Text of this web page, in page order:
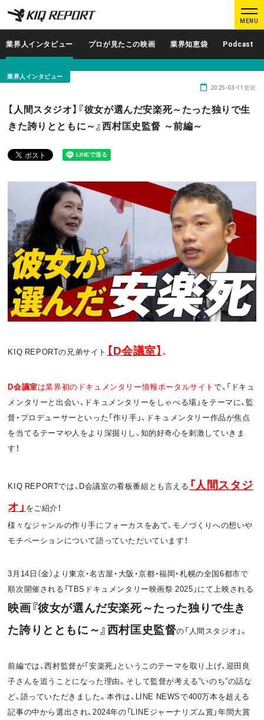
K
I
Q
R
P
R
T
MENU
K
I
Q
R
P
R
T
ログイン 新規登録
調査レポート
プロが見たこの映画 業界知恵袋
Podcast データでヒット予報
KIQ REPORTとは? 運営会社
お問い合わせ 利用規約
プライバシーポリシー 関連リンク
w
r
F
a
o
o
k
P
o
s
t
業界人インタビュー プロが見たこの映画 業界知恵袋 Podcast
業界人インタビュー
【人間スタジオ】『彼女が選んだ安楽死～たった独りで生
きた誇りとともに～』西村匡史監督 ～前編～
2025-03-11更新
KIQ REPORTの兄弟サイト 【D会議室】 。
D会議室は業界初のドキュメンタリー情報ポータルサイトで、「ドキュ
メンタリーと出会い、ドキュメンタリーをしゃべる場」をテーマに、監
督・プロデューサーといった「作り手」、ドキュメンタリー作品が焦点
を当てるテーマや人をより深掘りし、知的好奇心を刺激していきま
す！
KIQ REPORTでは、D会議室の看板番組とも言える 「人間スタジ
オ 」 をご紹介！
様々なジャンルの作り手にフォーカスをあて、モノづくりへの想いや
モチベーションについて語っていただいています！
3月14日（金）より東京・名古屋・大阪・京都・福岡・札幌の全国6都市で
順次開催される「TBSドキュメンタリー映画祭 2025」にて上映される
映画『彼女が選んだ安楽死～たった独りで生き
た誇りとともに～』西村匡史監督の「人間スタジオ」。
前編では、西村監督が「安楽死」というこのテーマを取り上げ、迎田良
子さんを追うことになった理由。そして監督が考える”いのち”の話な
ど、語っていただきました。本作は、LINE NEWSで400万本を超える
記事の中から選出され、2024年の「LINEジャーナリズム賞」年間大賞